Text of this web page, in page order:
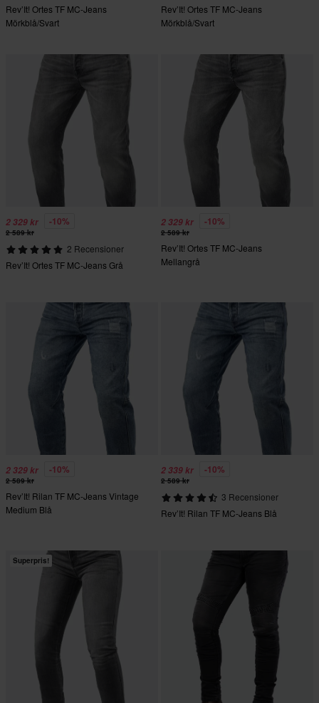
Rev’It! Ortes TF MC-Jeans
Mörkblå/Svart
Rev’It! Ortes TF MC-Jeans
Mörkblå/Svart
2 329 kr -10%
2 589 kr
2 Recensioner
Rev’It! Ortes TF MC-Jeans Grå
2 329 kr -10%
2 589 kr
Rev’It! Ortes TF MC-Jeans
Mellangrå
2 329 kr -10%
2 589 kr
Rev’It! Rilan TF MC-Jeans Vintage
Medium Blå
2 339 kr -10%
2 589 kr
3 Recensioner
Rev’It! Rilan TF MC-Jeans Blå
Superpris!